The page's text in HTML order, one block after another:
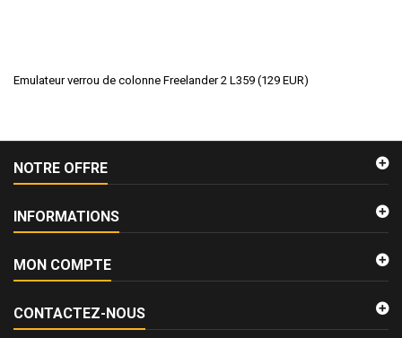
Emulateur verrou de colonne Freelander 2 L359 (129 EUR)
NOTRE OFFRE
INFORMATIONS
MON COMPTE
CONTACTEZ-NOUS